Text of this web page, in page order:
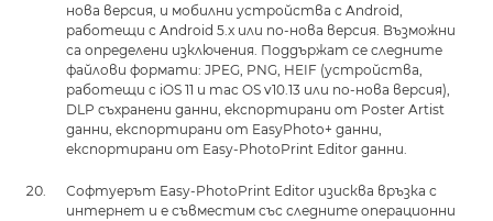
нова версия, и мобилни устройства с Android,
работещи с Android 5.x или по-нова версия. Възможни
са определени изключения. Поддържат се следните
файлови формати: JPEG, PNG, HEIF (устройства,
работещи с iOS 11 и mac OS v10.13 или по-нова версия),
DLP съхранени данни, експортирани от Poster Artist
данни, експортирани от EasyPhoto+ данни,
експортирани от Easy-PhotoPrint Editor данни.
Софтуерът Easy-PhotoPrint Editor изисква връзка с
интернет и е съвместим със следните операционни